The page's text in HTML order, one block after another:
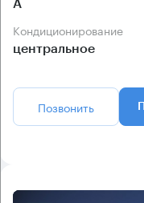
А
Кондиционирование
центральное
Позвонить